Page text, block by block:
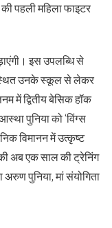
पहली महिला फाइटर
इस उपलब्धि से
उनके स्कूल से लेकर
में द्वितीय बेसिक हॉक
पुनिया को ‘विंग्स
विमानन में उत्कृष्ट
अब एक साल की ट्रेनिंग
अरुण पुनिया, मां संयोगिता